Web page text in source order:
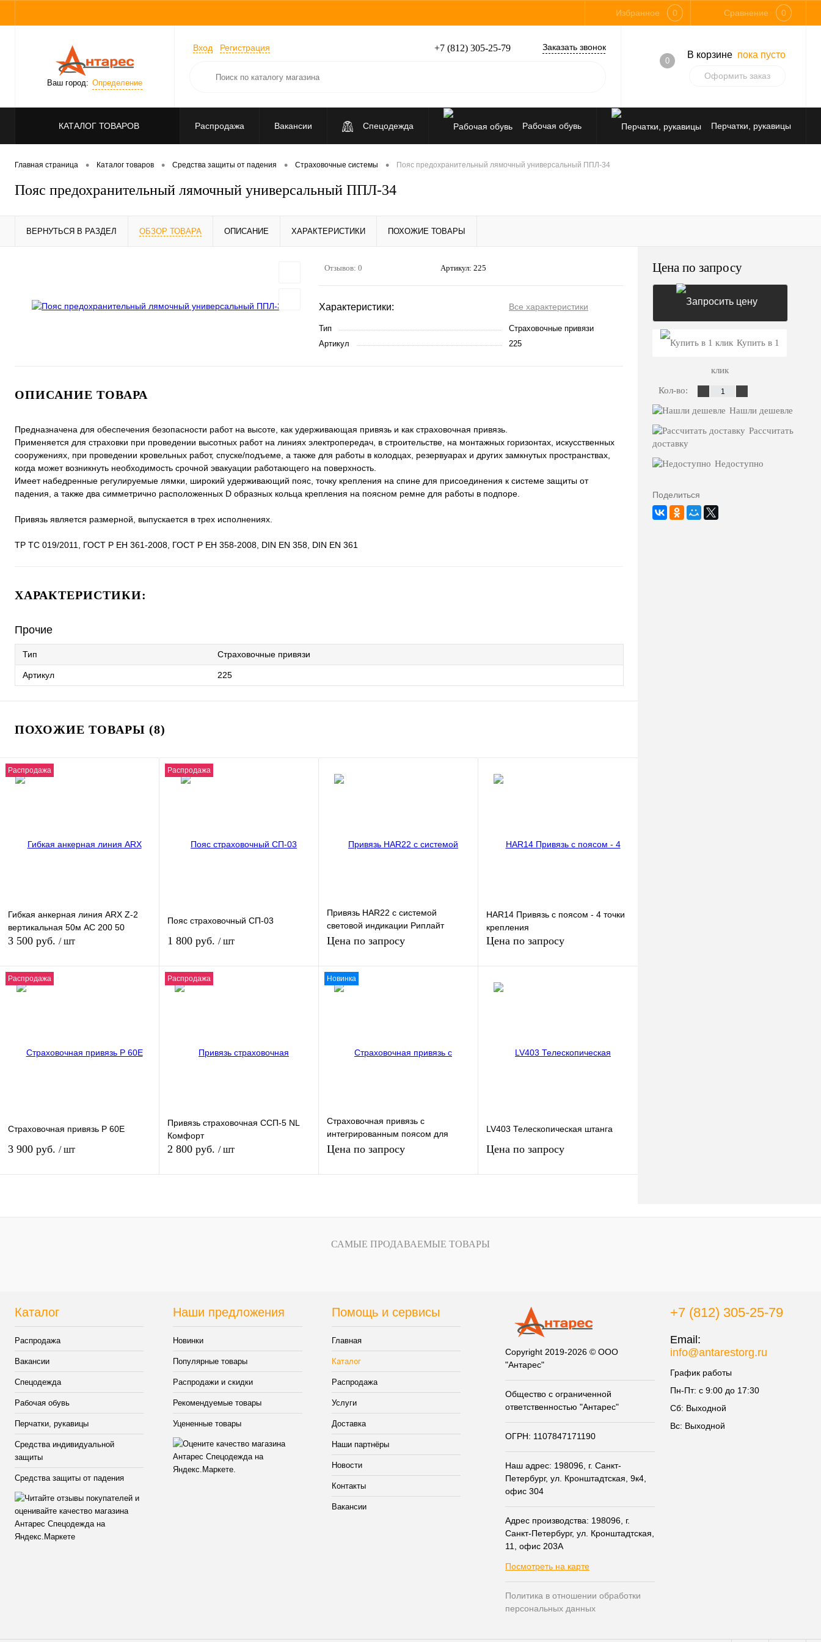
Избранное 0 Сравнение 0
Ваш город: Определение
Вход Регистрация +7 (812) 305-25-79 Заказать звонок
0
В корзине пока пусто
Оформить заказ
КАТАЛОГ ТОВАРОВ Распродажа Вакансии Спецодежда Рабочая обувь Перчатки, рукавицы
Средства индивидуальной защиты
Главная страница • Каталог товаров • Средства защиты от падения • Страховочные системы • Пояс предохранительный лямочный универсальный ППЛ-34
Пояс предохранительный лямочный универсальный ППЛ-34
ВЕРНУТЬСЯ В РАЗДЕЛ ОБЗОР ТОВАРА ОПИСАНИЕ ХАРАКТЕРИСТИКИ ПОХОЖИЕ ТОВАРЫ
Отзывов: 0 Артикул: 225
Характеристики: Все характеристики
Тип
Страховочные привязи
Артикул
225
ОПИСАНИЕ ТОВАРА
Предназначена для обеспечения безопасности работ на высоте, как удерживающая привязь и как страховочная привязь.
Применяется для страховки при проведении высотных работ на линиях электропередач, в строительстве, на монтажных горизонтах, искусственных
сооружениях, при проведении кровельных работ, спуске/подъеме, а также для работы в колодцах, резервуарах и других замкнутых пространствах,
когда может возникнуть необходимость срочной эвакуации работающего на поверхность.
Имеет набедренные регулируемые лямки, широкий удерживающий пояс, точку крепления на спине для присоединения к системе защиты от
падения, а также два симметрично расположенных D образных кольца крепления на поясном ремне для работы в подпоре.
Привязь является размерной, выпускается в трех исполнениях.
ТР ТС 019/2011, ГОСТ Р ЕН 361-2008, ГОСТ Р ЕН 358-2008, DIN EN 358, DIN EN 361
ХАРАКТЕРИСТИКИ:
Прочие
Тип Страховочные привязи
Артикул 225
ПОХОЖИЕ ТОВАРЫ (8)
Распродажа
Гибкая анкерная линия ARX Z-2
вертикальная 50м AC 200 50
3 500 руб. / шт
наличии
Распродажа
Пояс страховочный СП-03
1 800 руб. / шт
наличии
Привязь HAR22 с системой
световой индикации Риплайт
систем (riplight system II) - 2 точки
Цена по запросу
HAR14 Привязь с поясом - 4 точки
крепления
Цена по запросу
Распродажа
Страховочная привязь P 60E
3 900 руб. / шт
Распродажа
Привязь страховочная ССП-5 NL
Комфорт
2 800 руб. / шт
Новинка
Страховочная привязь с
интегрированным поясом для
удержания и позиционирования,
Цена по запросу
В избранное Нет в наличии
LV403 Телескопическая штанга
Цена по запросу
Цена по запросу
Запросить ценуКупить в 1
клик
Кол-во:
Нашли дешевле
Рассчитать
доставку
Недоступно
Поделиться
САМЫЕ ПРОДАВАЕМЫЕ ТОВАРЫ
Каталог
Распродажа
Вакансии
Спецодежда
Рабочая обувь
Перчатки, рукавицы
Средства индивидуальной
защиты
Средства защиты от падения
Наши предложения
Новинки
Популярные товары
Распродажи и скидки
Рекомендуемые товары
Уцененные товары
Помощь и сервисы
Главная
Каталог
Распродажа
Услуги
Доставка
Наши партнёры
Новости
Контакты
Вакансии
Copyright 2019-2026 © ООО
"Антарес"
Общество с ограниченной
ответственностью "Антарес"
ОГРН: 1107847171190
Наш адрес: 198096, г. Санкт-
Петербург, ул. Кронштадтская, 9к4,
офис 304
Адрес производства: 198096, г.
Санкт-Петербург, ул. Кронштадтская,
11, офис 203А
Посмотреть на карте
Политика в отношении обработки
персональных данных
+7 (812) 305-25-79
Email:
info@antarestorg.ru
График работы
Пн-Пт: с 9:00 до 17:30
Сб: Выходной
Вс: Выходной